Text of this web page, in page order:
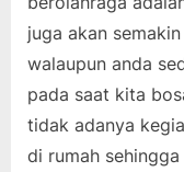
juga akan
walaupun anda
pada saat kita
tidak adanya
di rumah